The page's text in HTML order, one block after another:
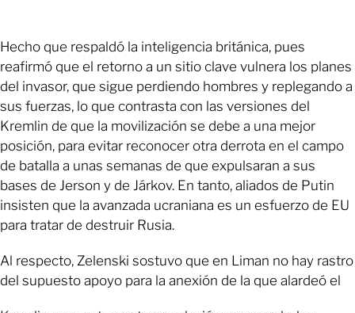
Hecho que respaldó la inteligencia británica, pues
reafirmó que el retorno a un sitio clave vulnera los planes
del invasor, que sigue perdiendo hombres y replegando a
sus fuerzas, lo que contrasta con las versiones del
Kremlin de que la movilización se debe a una mejor
posición, para evitar reconocer otra derrota en el campo
de batalla a unas semanas de que expulsaran a sus
bases de Jerson y de Járkov. En tanto, aliados de Putin
insisten que la avanzada ucraniana es un esfuerzo de EU
para tratar de destruir Rusia.
Al respecto, Zelenski sostuvo que en Liman no hay rastro
del supuesto apoyo para la anexión de la que alardeó el